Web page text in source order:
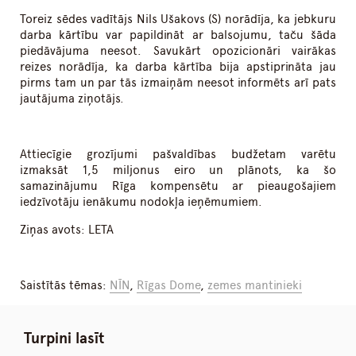
Toreiz sēdes vadītājs Nils Ušakovs (S) norādīja, ka jebkuru
darba kārtību var papildināt ar balsojumu, taču šāda
piedāvājuma neesot. Savukārt opozicionāri vairākas
reizes norādīja, ka darba kārtība bija apstiprināta jau
pirms tam un par tās izmaiņām neesot informēts arī pats
jautājuma ziņotājs.
Attiecīgie grozījumi pašvaldības budžetam varētu
izmaksāt 1,5 miljonus eiro un plānots, ka šo
samazinājumu Rīga kompensētu ar pieaugošajiem
iedzīvotāju ienākumu nodokļa ieņēmumiem.
Ziņas avots: LETA
Saistītās tēmas: NĪN, Rīgas Dome, zemes mantinieki
Turpini lasīt